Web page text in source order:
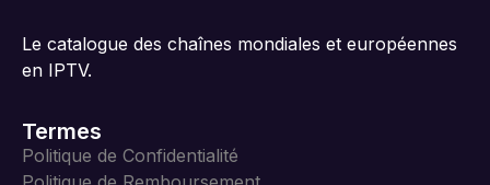
Le catalogue des chaînes mondiales et européennes
en IPTV.
Termes
Politique de Confidentialité